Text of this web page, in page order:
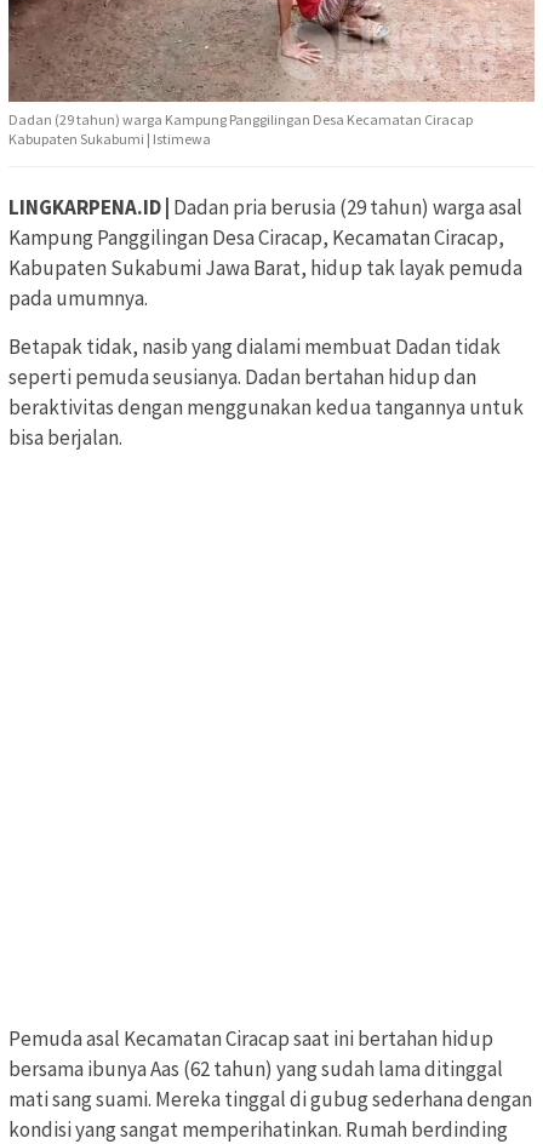
Dadan (29 tahun) warga Kampung Panggilingan Desa Kecamatan Ciracap
Kabupaten Sukabumi | Istimewa
LINGKARPENA.ID | Dadan pria berusia (29 tahun) warga asal
Kampung Panggilingan Desa Ciracap, Kecamatan Ciracap,
Kabupaten Sukabumi Jawa Barat, hidup tak layak pemuda
pada umumnya.
Betapak tidak, nasib yang dialami membuat Dadan tidak
seperti pemuda seusianya. Dadan bertahan hidup dan
beraktivitas dengan menggunakan kedua tangannya untuk
bisa berjalan.
Pemuda asal Kecamatan Ciracap saat ini bertahan hidup
bersama ibunya Aas (62 tahun) yang sudah lama ditinggal
mati sang suami. Mereka tinggal di gubug sederhana dengan
kondisi yang sangat memperihatinkan. Rumah berdinding